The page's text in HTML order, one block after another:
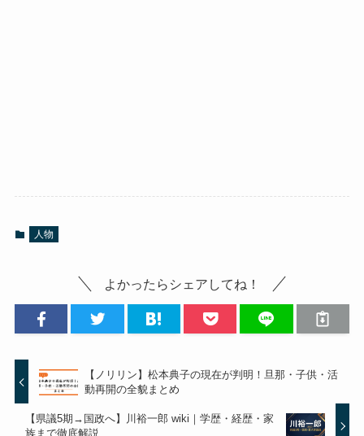
人物
よかったらシェアしてね！
【ノリリン】松本典子の現在が判明！旦那・子供・活
動再開の全貌まとめ
【県議5期→国政へ】川裕一郎 wiki｜学歴・経歴・家
族まで徹底解説